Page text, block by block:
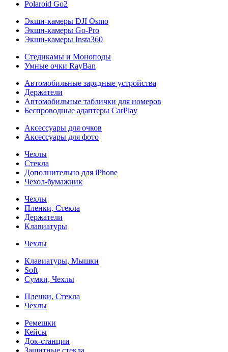
Polaroid Go2
Экшн-камеры DJI Osmo
Экшн-камеры Go-Pro
Экшн-камеры Insta360
Стедикамы и Моноподы
Умные очки RayBan
Автомобильные зарядные устройства
Держатели
Автомобильные таблички для номеров
Беспроводные адаптеры CarPlay
Аксессуары для очков
Аксессуары для фото
Чехлы
Стекла
Дополнительно для iPhone
Чехол-бумажник
Чехлы
Пленки, Стекла
Держатели
Клавиатуры
Чехлы
Клавиатуры, Мышки
Soft
Сумки, Чехлы
Пленки, Стекла
Чехлы
Ремешки
Кейсы
Док-станции
Защитные стекла